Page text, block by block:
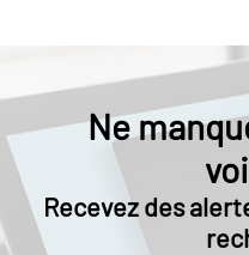
Ne
Recevez des